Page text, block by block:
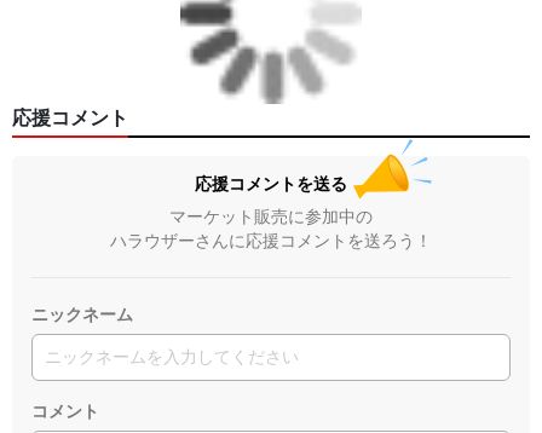
応援コメント
応援コメントを送る
マーケット販売に参加中の
ハラウザーさんに応援コメントを送ろう！
ニックネーム
コメント